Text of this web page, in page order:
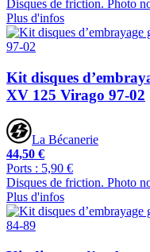
Disques de friction. Photo
Plus d'infos
Kit disques
XV 125 Virago 97-02
La Bécanerie
44,50 €
Ports : 5,90 €
Disques de friction. Photo
Plus d'infos